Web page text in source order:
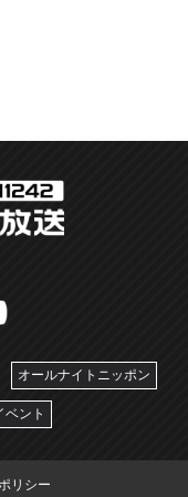
オールナイトニッポン
ベント
リシー